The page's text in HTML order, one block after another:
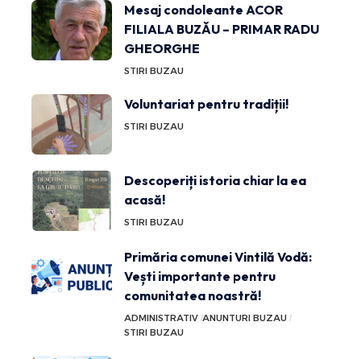
Mesaj condoleante ACOR
FILIALA BUZĂU – PRIMAR RADU
GHEORGHE
STIRI BUZAU
Voluntariat pentru tradiții!
STIRI BUZAU
Descoperiți istoria chiar la ea
acasă!
STIRI BUZAU
Primăria comunei Vintilă Vodă:
Vești importante pentru
comunitatea noastră!
ADMINISTRATIV ANUNTURI BUZAU
STIRI BUZAU